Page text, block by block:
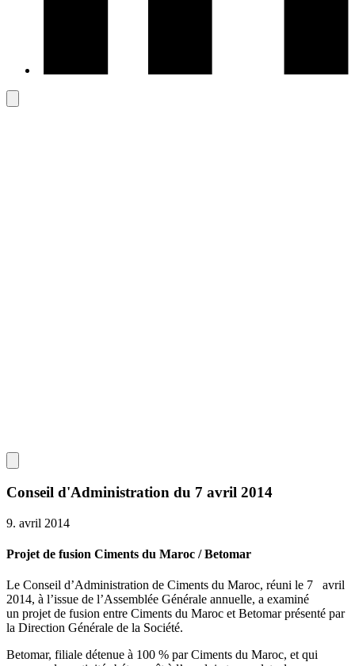
Conseil d'Administration du 7 avril 2014
9. avril 2014
Projet de fusion Ciments du Maroc / Betomar
Le Conseil d’Administration de Ciments du Maroc, réuni le 7 avril
2014, à l’issue de l’Assemblée Générale annuelle, a examiné
un projet de fusion entre Ciments du Maroc et Betomar présenté par
la Direction Générale de la Société.
Betomar, filiale détenue à 100 % par Ciments du Maroc, et qui